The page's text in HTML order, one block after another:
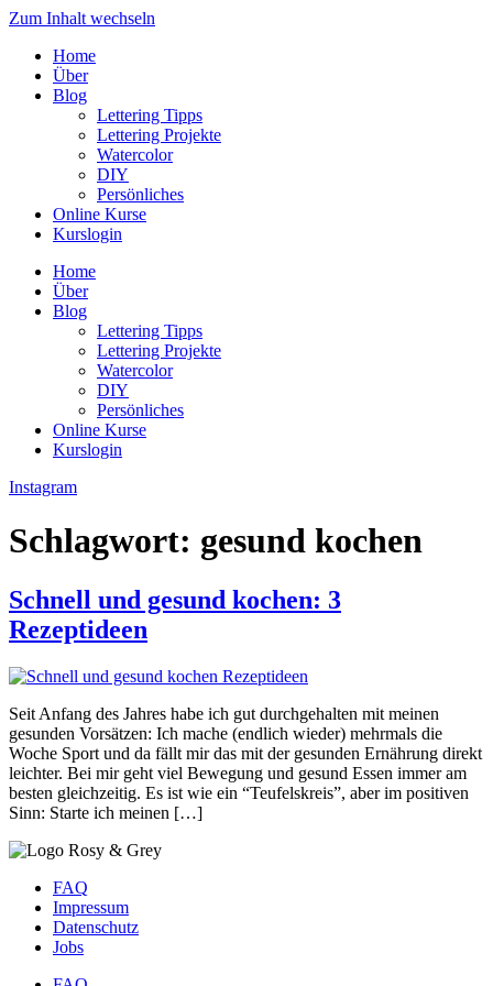
Zum Inhalt wechseln
Home
Über
Blog
Lettering Tipps
Lettering Projekte
Watercolor
DIY
Persönliches
Online Kurse
Kurslogin
Home
Über
Blog
Lettering Tipps
Lettering Projekte
Watercolor
DIY
Persönliches
Online Kurse
Kurslogin
Instagram
Schlagwort: gesund kochen
Schnell und gesund kochen: 3
Rezeptideen
Seit Anfang des Jahres habe ich gut durchgehalten mit meinen
gesunden Vorsätzen: Ich mache (endlich wieder) mehrmals die
Woche Sport und da fällt mir das mit der gesunden Ernährung direkt
leichter. Bei mir geht viel Bewegung und gesund Essen immer am
besten gleichzeitig. Es ist wie ein “Teufelskreis”, aber im positiven
Sinn: Starte ich meinen […]
FAQ
Impressum
Datenschutz
Jobs